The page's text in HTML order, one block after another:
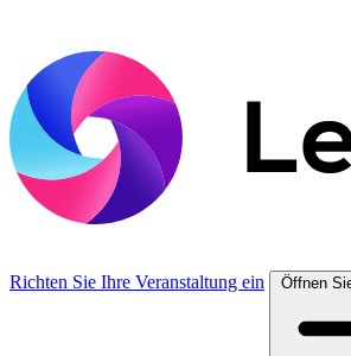
Richten Sie Ihre Veranstaltung ein Öffnen